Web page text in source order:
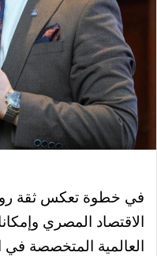
في خطوة تعكس ثقة
الاقتصاد المصري
العالمية المتخصصة في